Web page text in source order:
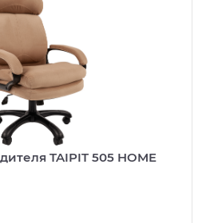
TAIPIT 505 HOME